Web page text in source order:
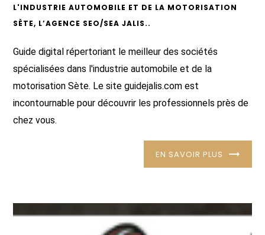
L'INDUSTRIE AUTOMOBILE ET DE LA MOTORISATION
SÈTE, L’AGENCE SEO/SEA JALIS..
Guide digital répertoriant le meilleur des sociétés
spécialisées dans l'industrie automobile et de la
motorisation Sète. Le site guidejalis.com est
incontournable pour découvrir les professionnels près de
chez vous.
EN SAVOIR PLUS